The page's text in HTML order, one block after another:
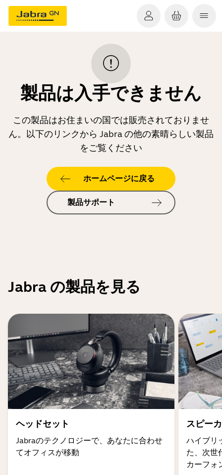
製品は入手できません
この製品はお住まいの国では販売されておりませ
ん。以下のリンクから Jabra の他の素晴らしい製品
をご覧ください
ホームページに戻る
製品サポート
Jabra の製品を見る
ヘッドセット
Jabraのテクノロジーで、あなたに合わせ
てオフィスが移動
スピー
ハイブリ
た、次世
カーフォ